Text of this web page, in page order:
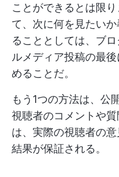
ことができるとは限
て、次に何を見たい
ることとしては、ブ
ルメディア投稿の最
めることだ。
もう1つの方法は、公
視聴者のコメントや
は、実際の視聴者の
結果が保証される。